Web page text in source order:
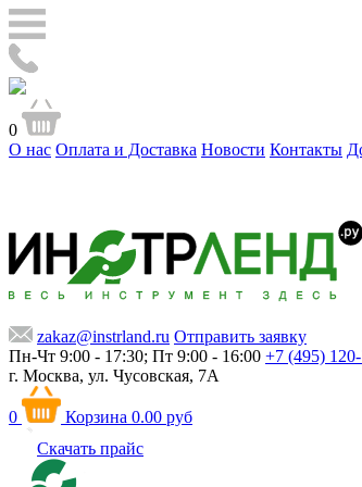
0
О нас Оплата и Доставка Новости Контакты
zakaz@instrland.ru Отправить заявку
Пн-Чт 9:00 - 17:30; Пт 9:00 - 16:00 +7 (495)
г. Москва, ул. Чусовская, 7А
0 Корзина 0.00 руб
Скачать прайс